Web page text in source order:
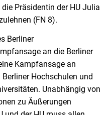
Präsidentin der HU Julia
(FN 8).
Berliner
an die Berliner
Kampfansage an
Hochschulen und
Unabhängig von
zu Äußerungen